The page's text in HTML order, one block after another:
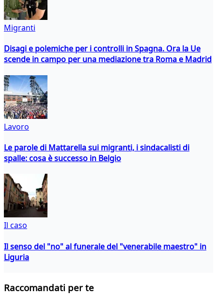
Migranti
Disagi e polemiche per i controlli in Spagna. Ora la Ue
scende in campo per una mediazione tra Roma e Madrid
Lavoro
Le parole di Mattarella sui migranti, i sindacalisti di
spalle: cosa è successo in Belgio
Il caso
Il senso del "no" al funerale del "venerabile maestro" in
Liguria
Raccomandati per te